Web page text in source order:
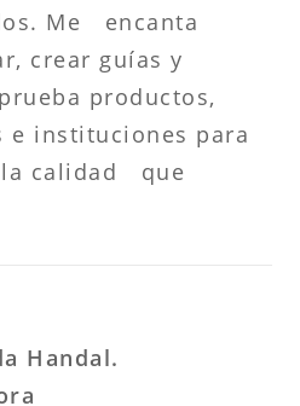
Me encanta
crear guías y
productos,
e instituciones para
la calidad que
Handal.